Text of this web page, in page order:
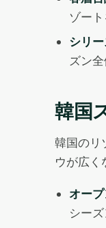
ゾー
シリ
ズン
韓国
韓国のリ
ウが広く
オー
シー